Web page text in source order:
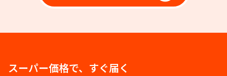
スーパー価格で、すぐ届く